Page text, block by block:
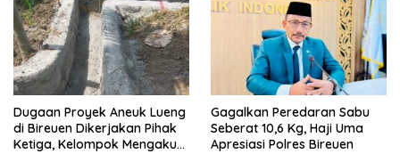
Dugaan Proyek Aneuk Lueng
di Bireuen Dikerjakan Pihak
Ketiga, Kelompok Mengaku
Gagalkan Peredaran Sabu
Seberat 10,6 Kg, Haji Uma
Apresiasi Polres Bireuen